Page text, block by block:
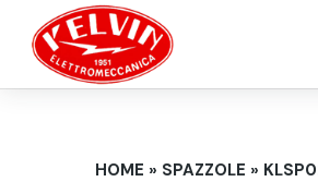
Salta al contenuto principale
TU SEI QUI
HOME » SPAZZOLE »